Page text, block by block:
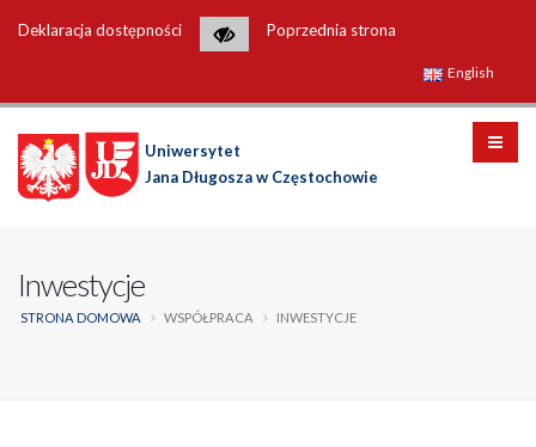
Deklaracja dostępności Poprzednia strona
English
Uniwersytet
Jana Długosza w Częstochowie
Inwestycje
STRONA DOMOWA WSPÓŁPRACA INWESTYCJE